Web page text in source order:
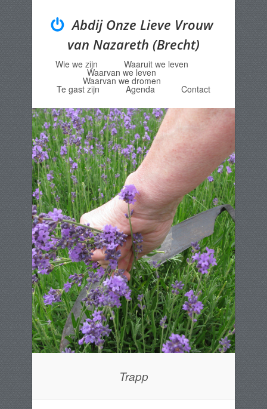
Abdij Onze Lieve Vrouw
van Nazareth (Brecht)
Menu
Skip to content
Wie we zijn Waaruit we leven
Waarvan we leven
Waarvan we dromen
Te gast zijn Agenda Contact
Trapp